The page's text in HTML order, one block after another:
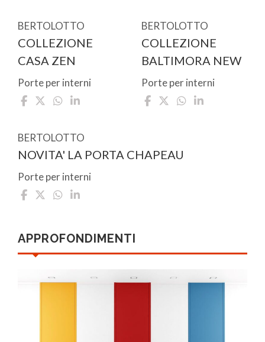
BERTOLOTTO
COLLEZIONE
CASA ZEN
Porte per interni
BERTOLOTTO
COLLEZIONE
BALTIMORA NEW
Porte per interni
BERTOLOTTO
NOVITA' LA PORTA CHAPEAU
Porte per interni
APPROFONDIMENTI